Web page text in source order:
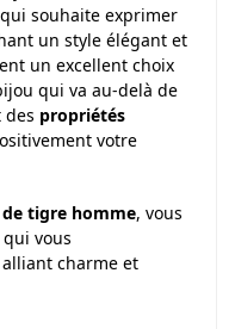
souhaite exprimer
un style élégant et
un excellent choix
qui va au-delà de
propriétés
votre
tigre homme, vous
qui vous
charme et